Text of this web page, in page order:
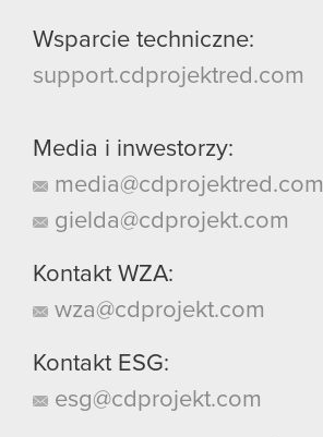
Wsparcie techniczne:
support.cdprojektred.com
Media i inwestorzy:
media@cdprojektred.com
gielda@cdprojekt.com
Kontakt WZA:
wza@cdprojekt.com
Kontakt ESG:
esg@cdprojekt.com